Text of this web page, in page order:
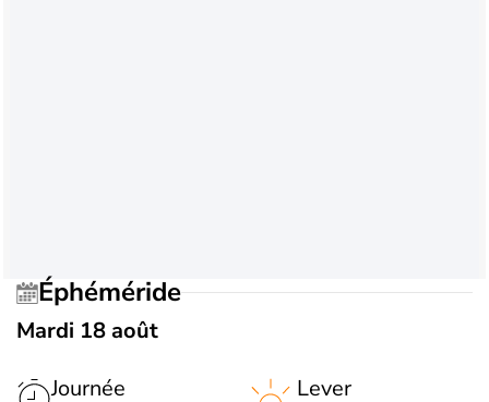
Éphéméride
Mardi 18 août
Journée
Lever